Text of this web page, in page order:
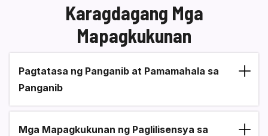
Karagdagang Mga
Mapagkukunan
Section heading
Pagtatasa ng Panganib at Pamamahala sa
Panganib
Mga Mapagkukunan ng Paglilisensya sa